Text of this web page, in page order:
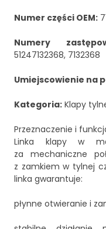
Numer części OEM:
Numery
51247132368, 7132368
Umiejscowienie na
Kategoria: Klapy
Przeznaczenie i
Linka klapy w
za mechaniczne
z zamkiem w tylnej
linka gwarantuje:
płynne otwieranie i